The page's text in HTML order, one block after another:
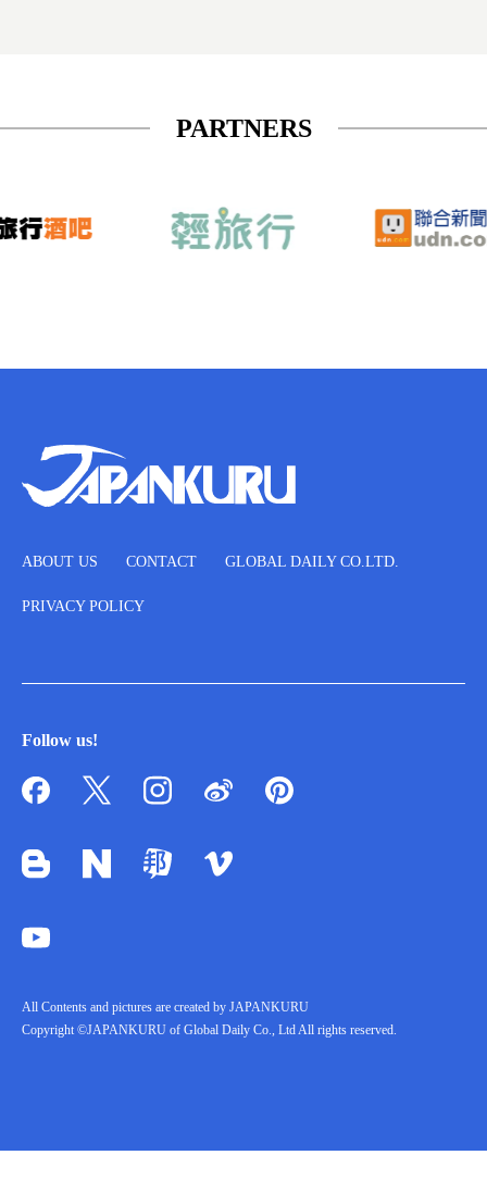
PARTNERS
ABOUT US CONTACT GLOBAL DAILY CO.LTD.
PRIVACY POLICY
Follow us!
All Contents and pictures are created by JAPANKURU
Copyright ©JAPANKURU of Global Daily Co., Ltd All rights reserved.